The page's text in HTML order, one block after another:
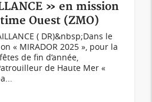
» en mission
Ouest (ZMO)
( DR)&nbsp;Dans le
« MIRADOR 2025 », pour la
de fin d’année,
de Haute Mer «